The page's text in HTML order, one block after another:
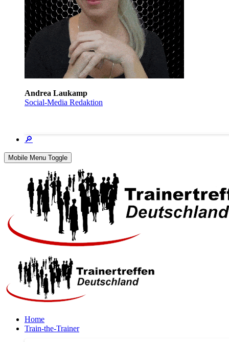
Andrea Laukamp
Social-Media Redaktion
🔎
Mobile Menu Toggle
Home
Train-the-Trainer